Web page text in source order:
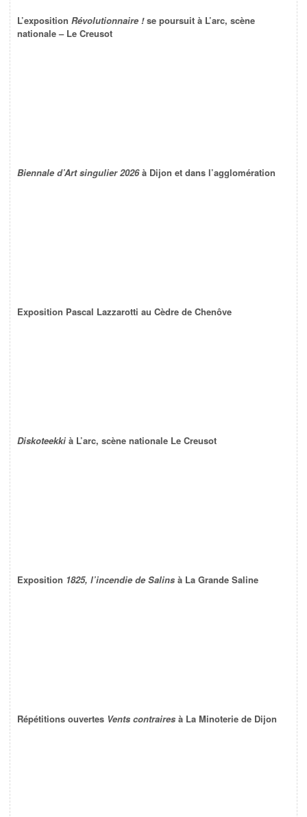
L’exposition Révolutionnaire !se poursuit à L’arc, scène
nationale – Le Creusot
Biennale d’Art singulier 2026à Dijon et dans l’agglomération
Exposition Pascal Lazzarotti au Cèdre de Chenôve
Diskoteekki à L’arc, scène nationale Le Creusot
Exposition 1825, l’incendie de Salins à La Grande Saline
Répétitions ouvertes Vents contraires à La Minoterie de Dijon